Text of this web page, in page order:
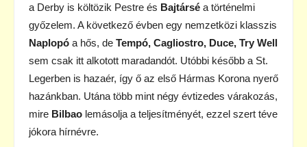
a Derby is költözik Pestre és Bajtársé a történelmi
győzelem. A következő évben egy nemzetközi klasszis
Naplopó a hős, de Tempó, Cagliostro, Duce, Try Well
sem csak itt alkotott maradandót. Utóbbi később a St.
Legerben is hazaér, így ő az első Hármas Korona nyerő
hazánkban. Utána több mint négy évtizedes várakozás,
mire Bilbao lemásolja a teljesítményét, ezzel szert téve
jókora hírnévre.